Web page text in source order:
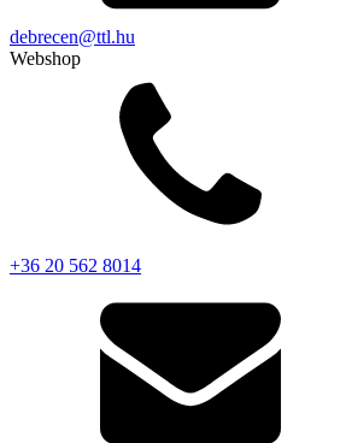
debrecen@ttl.hu
Webshop
+36 20 562 8014